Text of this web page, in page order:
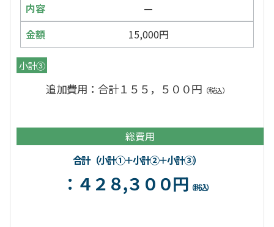
—
15,000円
小計③
追加費用：合計１５５，５００円 （税込）
総費用
合計（小計①＋小計②＋小計③）
：４２８,３００円 （税込）